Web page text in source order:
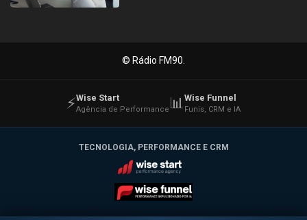
© Rádio FM90.
⚡Wise Start
Agência de Performance 📊 Wise Funnel
Funis, CRM e IA
TECNOLOGIA, PERFORMANCE E CRM
Wise Start
Wise Funnel